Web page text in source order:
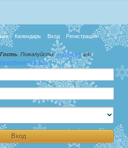
Календарь Вход Регистрация
Гость . Пожалуйста,войдитеили
.